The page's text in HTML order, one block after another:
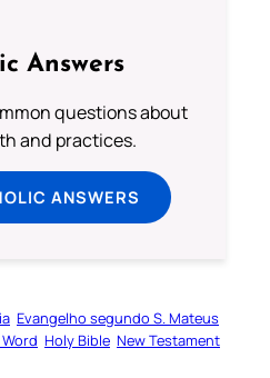
Answers
questions about
and practices.
ANSWERS
Evangelho segundo S. Mateus
Word Holy Bible New Testament